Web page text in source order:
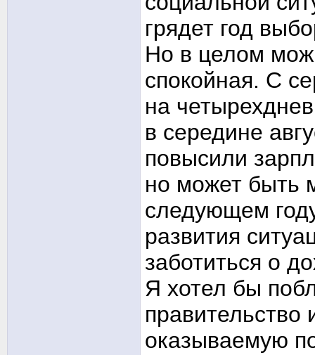
грядет год
Но в целом
спокойная. С
на
в середине
повысили
но может быть
следующем
развития
заботиться о
Я хотел бы
правительство
оказываемую